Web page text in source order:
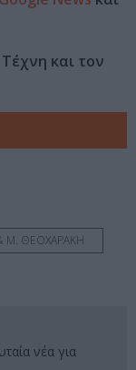
και τον
M. ΘΕΟΧΑΡΑΚΗ
νέα για